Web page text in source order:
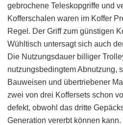
gebrochene Teleskopgriffe und
Kofferschalen waren im Koffer
Regel. Der Griff zum günstigen
Wühltisch untersagt sich auch
Die Nutzungsdauer billiger
nutzungsbedingtem Abnutzung,
Bauweisen und übertriebener
zwei von drei Koffersets schon
defekt, obwohl das dritte
Generation vererbt können